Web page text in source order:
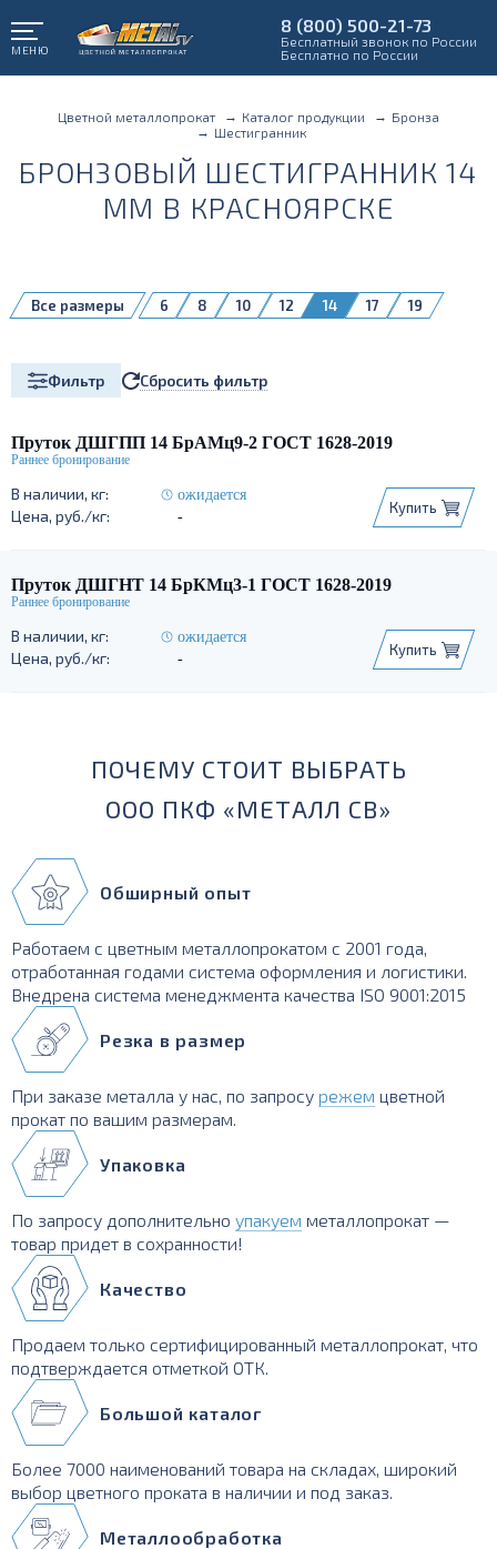
МЕНЮ
8 (800) 500-21-73
Бесплатный звонок по России
Бесплатно по России
Цветной металлопрокат Каталог продукции
Бронза
Шестигранник
БРОНЗОВЫЙ ШЕСТИГРАННИК 14
ММ В КРАСНОЯРСКЕ
6 8 10 12 14 17
19
Все размеры
Фильтр Сбросить фильтр
Пруток ДШГПП 14 БрАМц9-2 ГОСТ 1628-2019
ожидается
-
Купить
Пруток ДШГНТ 14 БрКМц3-1 ГОСТ 1628-2019
ожидается
-
Купить
ПОЧЕМУ СТОИТ ВЫБРАТЬ
ООО ПКФ «МЕТАЛЛ СВ»
Обширный опыт
Работаем с цветным металлопрокатом с 2001 года,
отработанная годами система оформления и логистики.
Внедрена система менеджмента качества ISO 9001:2015
Резка в размер
При заказе металла у нас, по запросу режем цветной
прокат по вашим размерам.
Упаковка
По запросу дополнительно упакуем металлопрокат —
товар придет в сохранности!
Качество
Продаем только сертифицированный металлопрокат, что
подтверждается отметкой ОТК.
Большой каталог
Более 7000 наименований товара на складах, широкий
выбор цветного проката в наличии и под заказ.
Металлообработка